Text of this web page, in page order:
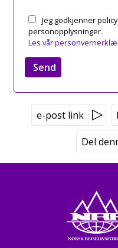
Jeg godkjenner
personopplysninger.
Les vår
e-post link
Del